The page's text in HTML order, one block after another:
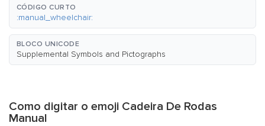
CÓDIGO CURTO
:manual_wheelchair:
BLOCO UNICODE
Supplemental Symbols and Pictographs
Como digitar o emoji Cadeira De Rodas
Manual